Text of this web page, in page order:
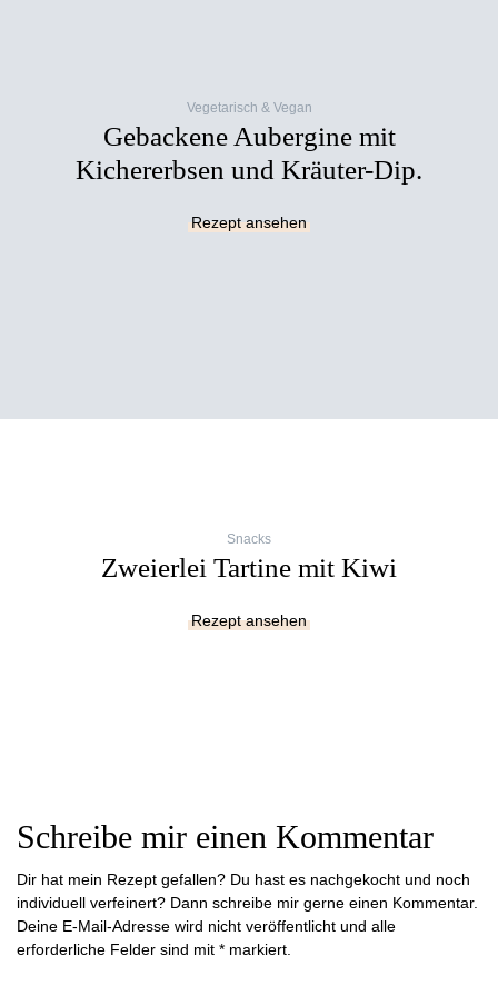
Vegetarisch & Vegan
Gebackene Aubergine mit
Kichererbsen und Kräuter-Dip.
Rezept ansehen
Snacks
Zweierlei Tartine mit Kiwi
Rezept ansehen
Schreibe mir einen Kommentar
Dir hat mein Rezept gefallen? Du hast es nachgekocht und noch
individuell verfeinert? Dann schreibe mir gerne einen Kommentar.
Deine E-Mail-Adresse wird nicht veröffentlicht und alle
erforderliche Felder sind mit * markiert.